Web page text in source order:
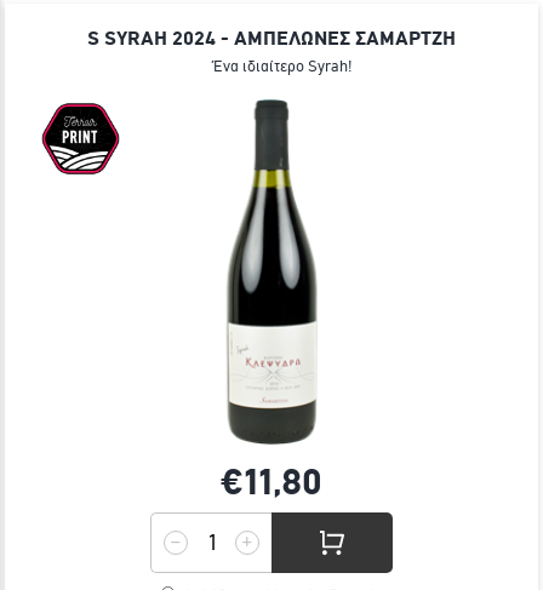
S SYRAH 2024 - ΑΜΠΕΛΩΝΕΣ ΣΑΜΑΡΤΖΗ
Ένα ιδιαίτερο Syrah!
€11,80